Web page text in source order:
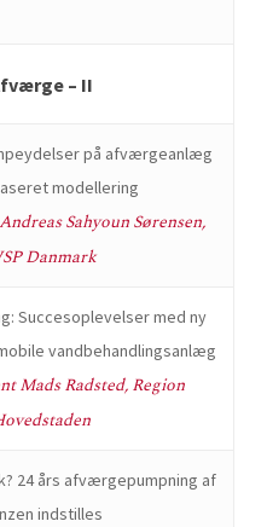
– II
på afværgeanlæg
modellering
Sahyoun Sørensen,
Danmark
Succesoplevelser med ny
vandbehandlingsanlæg
Mads Radsted, Region
24 års afværgepumpning af
indstilles